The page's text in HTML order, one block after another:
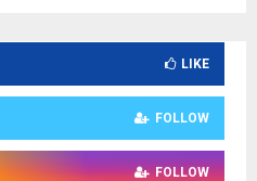
LIKE
FOLLOW
FOLLOW